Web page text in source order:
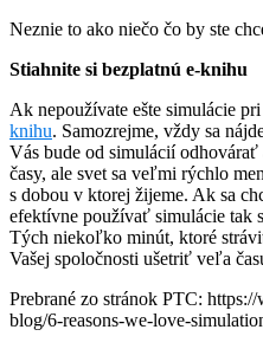
Neznie to ako niečo čo by ste
Stiahnite si bezplatnú e-knihu
Ak nepoužívate ešte simulácie
knihu. Samozrejme, vždy sa
Vás bude od simulácií odhovárať
časy, ale svet sa veľmi rýchlo
s dobou v ktorej žijeme. Ak sa
efektívne používať simulácie tak
Tých niekoľko minút, ktoré
Vašej spoločnosti ušetriť veľa
Prebrané zo stránok PTC:
blog/6-reasons-we-love-